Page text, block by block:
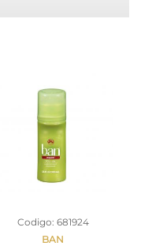
Codigo: 681924
BAN